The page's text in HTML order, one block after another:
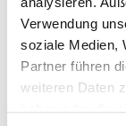
Verwendung
soziale Medien,
Partner führen
weiteren Daten
haben oder die
E-Mail